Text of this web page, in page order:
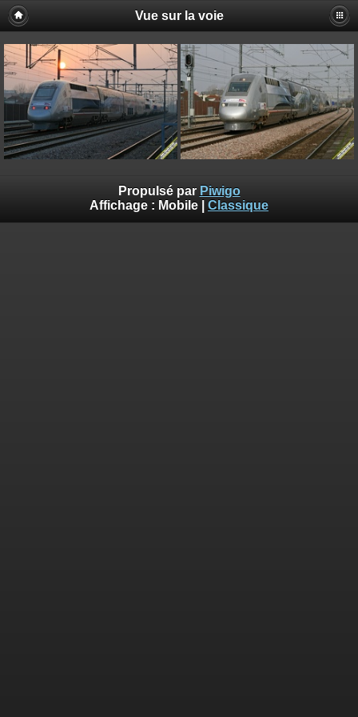
Vue sur la voie
Propulsé par Piwigo
Affichage : Mobile Classique